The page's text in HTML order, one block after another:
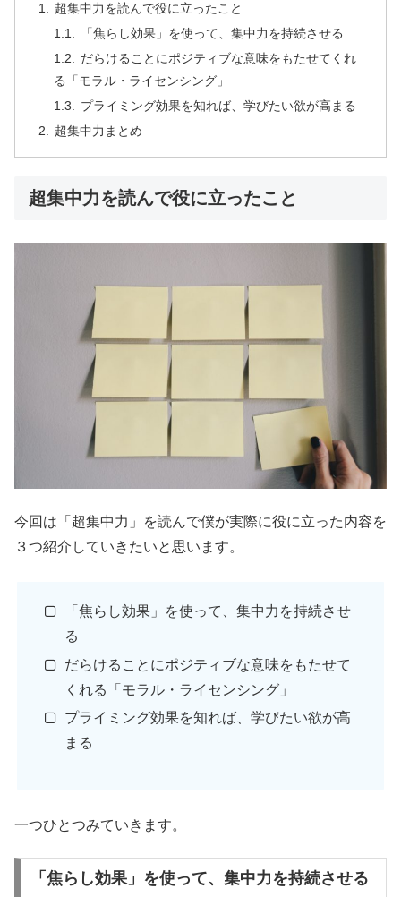
超集中力を読んで役に立ったこと
「焦らし効果」を使って、集中力を持続させる
だらけることにポジティブな意味をもたせてくれ
る「モラル・ライセンシング」
プライミング効果を知れば、学びたい欲が高まる
超集中力まとめ
超集中力を読んで役に立ったこと
今回は「超集中力」を読んで僕が実際に役に立った内容を
３つ紹介していきたいと思います。
「焦らし効果」を使って、集中力を持続させ
る
だらけることにポジティブな意味をもたせて
くれる「モラル・ライセンシング」
プライミング効果を知れば、学びたい欲が高
まる
一つひとつみていきます。
「焦らし効果」を使って、集中力を持続させる